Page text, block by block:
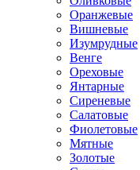
Оранжевые
Вишневые
Изумрудные
Венге
Ореховые
Янтарные
Сиреневые
Салатовые
Фиолетовые
Мятные
Золотые